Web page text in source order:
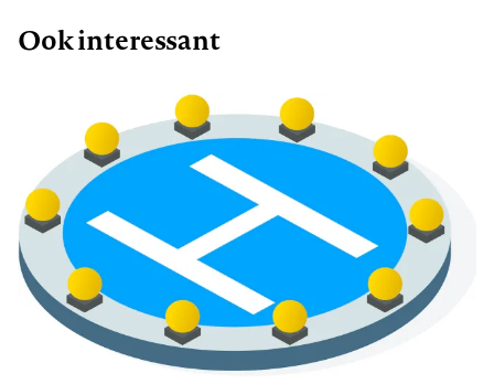
Ook interessant